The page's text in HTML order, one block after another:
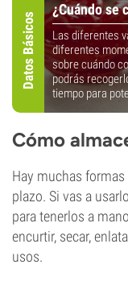
Datos Básicos
¿Cuándo se
Las diferentes
diferentes
sobre cuándo
podrás
tiempo para
Cómo
Hay muchas
plazo. Si vas a
para tenerlos a
encurtir, secar,
usos.